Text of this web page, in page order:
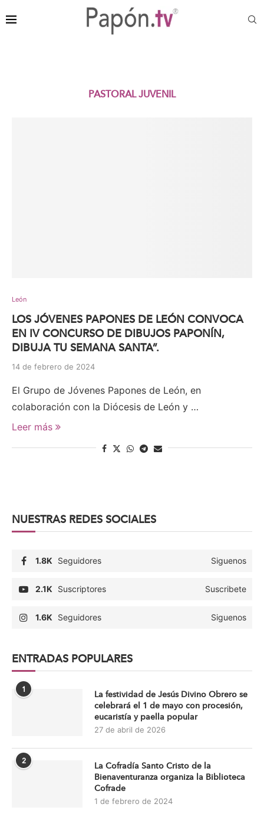
PASTORAL JUVENIL
León
LOS JÓVENES PAPONES DE LEÓN CONVOCA
EN IV CONCURSO DE DIBUJOS PAPONÍN,
DIBUJA TU SEMANA SANTA”.
14 de febrero de 2024
El Grupo de Jóvenes Papones de León, en
colaboración con la Diócesis de León y …
Leer más
NUESTRAS REDES SOCIALES
1.8K Seguidores Siguenos
2.1K Suscriptores Suscribete
1.6K Seguidores Siguenos
ENTRADAS POPULARES
1
La festividad de Jesús Divino Obrero se
celebrará el 1 de mayo con procesión,
eucaristía y paella popular
27 de abril de 2026
2
La Cofradía Santo Cristo de la
Bienaventuranza organiza la Biblioteca
Cofrade
1 de febrero de 2024